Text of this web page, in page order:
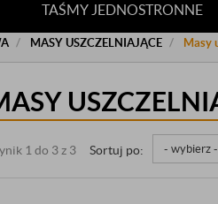
TAŚMY JEDNOSTRONNE
MASY USZCZELNIAJĄCE Masy
1 do 3 z 3 Sortuj po: